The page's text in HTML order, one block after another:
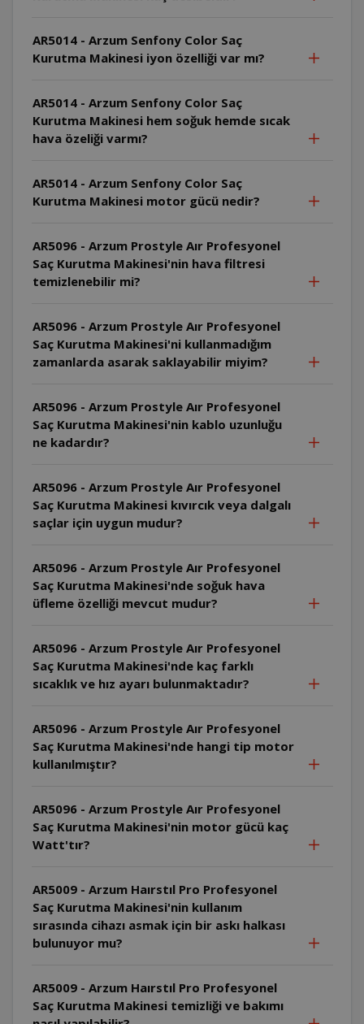
AR5014 - Arzum Senfony Color Saç
Kurutma Makinesi iyon özelliği var mı?
AR5014 - Arzum Senfony Color Saç
Kurutma Makinesi hem soğuk hemde sıcak
hava özeliği varmı?
AR5014 - Arzum Senfony Color Saç
Kurutma Makinesi motor gücü nedir?
AR5096 - Arzum Prostyle Aır Profesyonel
Saç Kurutma Makinesi'nin hava filtresi
temizlenebilir mi?
AR5096 - Arzum Prostyle Aır Profesyonel
Saç Kurutma Makinesi'ni kullanmadığım
zamanlarda asarak saklayabilir miyim?
AR5096 - Arzum Prostyle Aır Profesyonel
Saç Kurutma Makinesi'nin kablo uzunluğu
ne kadardır?
AR5096 - Arzum Prostyle Aır Profesyonel
Saç Kurutma Makinesi kıvırcık veya dalgalı
saçlar için uygun mudur?
AR5096 - Arzum Prostyle Aır Profesyonel
Saç Kurutma Makinesi'nde soğuk hava
üfleme özelliği mevcut mudur?
AR5096 - Arzum Prostyle Aır Profesyonel
Saç Kurutma Makinesi'nde kaç farklı
sıcaklık ve hız ayarı bulunmaktadır?
AR5096 - Arzum Prostyle Aır Profesyonel
Saç Kurutma Makinesi'nde hangi tip motor
kullanılmıştır?
AR5096 - Arzum Prostyle Aır Profesyonel
Saç Kurutma Makinesi'nin motor gücü kaç
Watt'tır?
AR5009 - Arzum Haırstıl Pro Profesyonel
Saç Kurutma Makinesi'nin kullanım
sırasında cihazı asmak için bir askı halkası
bulunuyor mu?
AR5009 - Arzum Haırstıl Pro Profesyonel
Saç Kurutma Makinesi temizliği ve bakımı